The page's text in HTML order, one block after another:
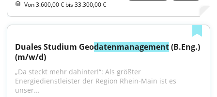
Von 3.600,00 € bis 33.300,00 €
Duales Studium Geodatenmanagement (B.Eng.)
(m/w/d)
„Da steckt mehr dahinter!“: Als größter
Energiedienstleister der Region Rhein-Main ist es
unser...